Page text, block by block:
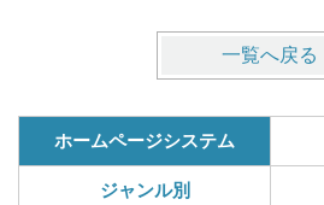
一覧へ戻る
ホームページシステム
ジャンル別